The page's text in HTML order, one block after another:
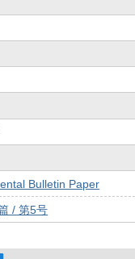
Bulletin Paper
/ 第5号